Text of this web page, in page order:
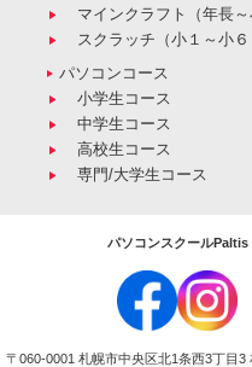
マインクラフト（年長～
スクラッチ（小１～小６
パソコンコース
小学生コース
中学生コース
高校生コース
専門/大学生コース
パソコンスクールPaltis
〒060-0001 札幌市中央区北1条西3丁目3